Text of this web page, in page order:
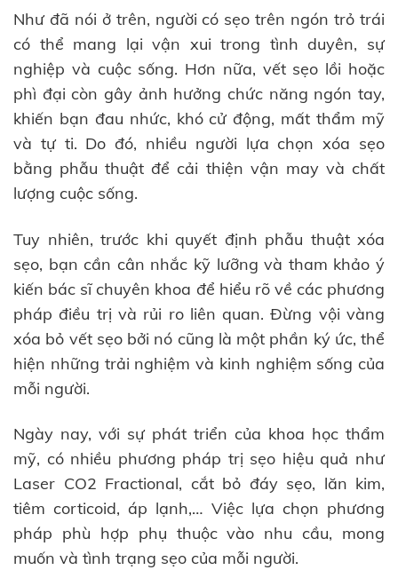
Như đã nói ở trên, người có sẹo trên ngón trỏ trái
có thể mang lại vận xui trong tình duyên, sự
nghiệp và cuộc sống. Hơn nữa, vết sẹo lồi hoặc
phì đại còn gây ảnh hưởng chức năng ngón tay,
khiến bạn đau nhức, khó cử động, mất thẩm mỹ
và tự ti. Do đó, nhiều người lựa chọn xóa sẹo
bằng phẫu thuật để cải thiện vận may và chất
lượng cuộc sống.
Tuy nhiên, trước khi quyết định phẫu thuật xóa
sẹo, bạn cần cân nhắc kỹ lưỡng và tham khảo ý
kiến bác sĩ chuyên khoa để hiểu rõ về các phương
pháp điều trị và rủi ro liên quan. Đừng vội vàng
xóa bỏ vết sẹo bởi nó cũng là một phần ký ức, thể
hiện những trải nghiệm và kinh nghiệm sống của
mỗi người.
Ngày nay, với sự phát triển của khoa học thẩm
mỹ, có nhiều phương pháp trị sẹo hiệu quả như
Laser CO2 Fractional, cắt bỏ đáy sẹo, lăn kim,
tiêm corticoid, áp lạnh,… Việc lựa chọn phương
pháp phù hợp phụ thuộc vào nhu cầu, mong
muốn và tình trạng sẹo của mỗi người.